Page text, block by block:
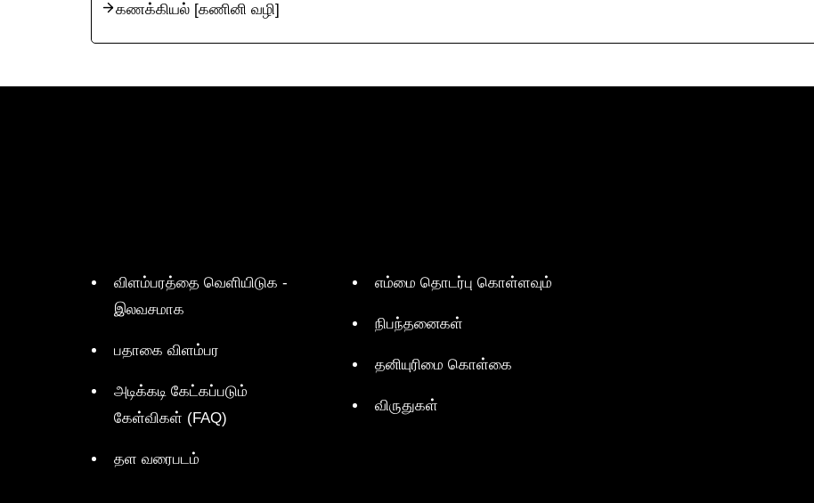
கணக்கியல் [கணினி வழி]
விளம்பரத்தை வெளியிடுக -
இலவசமாக
பதாகை விளம்பர
அடிக்கடி கேட்கப்படும்
கேள்விகள் (FAQ)
தள வரைபடம்
எம்மை தொடர்பு கொள்ளவும்
நிபந்தனைகள்
தனியுரிமை கொள்கை
விருதுகள்